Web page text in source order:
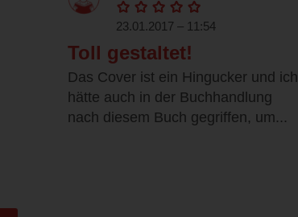
23.01.2017 – 11:54
Toll gestaltet!
Das Cover ist ein Hingucker und ich
hätte auch in der Buchhandlung
nach diesem Buch gegriffen, um...